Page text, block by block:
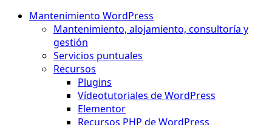
Mantenimiento WordPress
Mantenimiento, alojamiento, consultoría y
gestión
Servicios puntuales
Recursos
Plugins
Vídeotutoriales de WordPress
Elementor
Recursos PHP de WordPress